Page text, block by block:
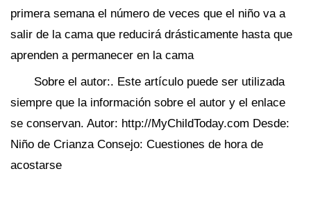
primera semana el número de veces que el niño va a
salir de la cama que reducirá drásticamente hasta que
aprenden a permanecer en la cama
Sobre el autor:. Este artículo puede ser utilizada
siempre que la información sobre el autor y el enlace
se conservan. Autor: http://MyChildToday.com Desde:
Niño de Crianza Consejo: Cuestiones de hora de
acostarse